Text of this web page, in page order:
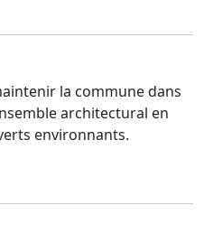
la commune dans
architectural en
environnants.